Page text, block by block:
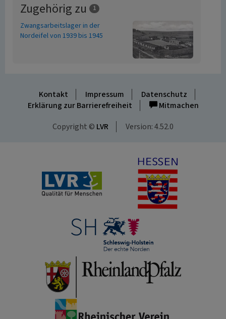
Zugehörig zu 1
Zwangsarbeitslager in der
Nordeifel von 1939 bis 1945
Kontakt Impressum
Datenschutz
Erklärung zur Barrierefreiheit
Mitmachen
Copyright © LVR Version: 4.52.0